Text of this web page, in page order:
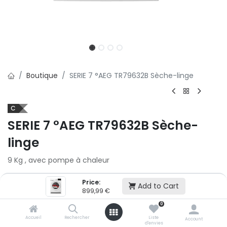
Price:
899,99 € Add to Cart
Accueil Rechercher
0
Liste
d'envies
Account
Boutique SERIE 7 °AEG TR79632B Sèche-linge
C
SERIE 7 °AEG TR79632B Sèche-
linge
9 Kg , avec pompe à chaleur
€
Ajouter au panier